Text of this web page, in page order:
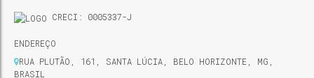
CRECI: 0005337-J
ENDEREÇO
RUA PLUTÃO
161 SANTA LÚCIA BELO HORIZONTE MG
BRASIL